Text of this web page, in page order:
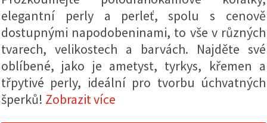
prostředí
při jeho
používání a
s vaším
souhlasem
analyzovali
návštěvnost
a
zobrazovali
relevantnější
obsah a
elegantní perly a perleť, spolu s cenově
dostupnými napodobeninami, to vše v různých
tvarech, velikostech a barvách. Najděte své
oblíbené, jako je ametyst, tyrkys, křemen a
třpytivé perly, ideální pro tvorbu úchvatných
šperků! Zobrazit více